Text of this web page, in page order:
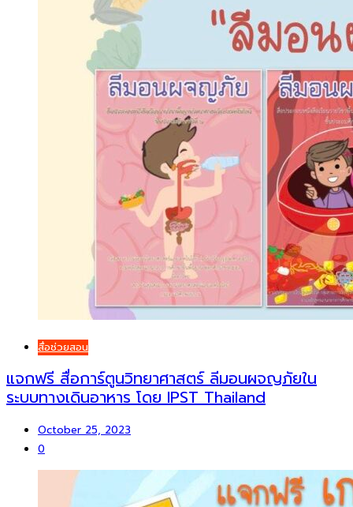
สื่อช่วยสอน
แจกฟรี สื่อการ์ตูนวิทยาศาสตร์ ลีมอนผจญภัยใน
ระบบทางเดินอาหาร โดย IPST Thailand
October 25, 2023
0